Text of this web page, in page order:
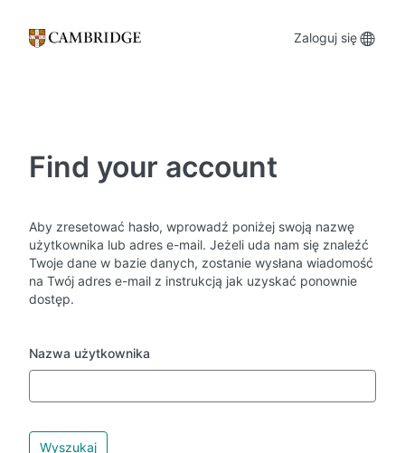
głównej
Zaloguj się
Find your account
Aby zresetować hasło, wprowadź poniżej swoją nazwę
użytkownika lub adres e-mail. Jeżeli uda nam się znaleźć
Twoje dane w bazie danych, zostanie wysłana wiadomość
na Twój adres e-mail z instrukcją jak uzyskać ponownie
dostęp.
Nazwa użytkownika